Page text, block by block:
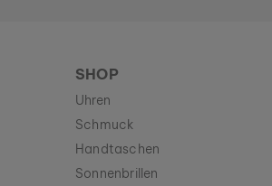
SHOP
Uhren
Schmuck
Handtaschen
Sonnenbrillen